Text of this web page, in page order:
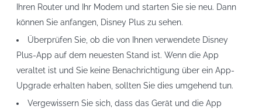
Ihren Router und Ihr Modem und starten Sie sie neu. Dann
können Sie anfangen, Disney Plus zu sehen.
Überprüfen Sie, ob die von Ihnen verwendete Disney
Plus-App auf dem neuesten Stand ist. Wenn die App
veraltet ist und Sie keine Benachrichtigung über ein App-
Upgrade erhalten haben, sollten Sie dies umgehend tun.
Vergewissern Sie sich, dass das Gerät und die App